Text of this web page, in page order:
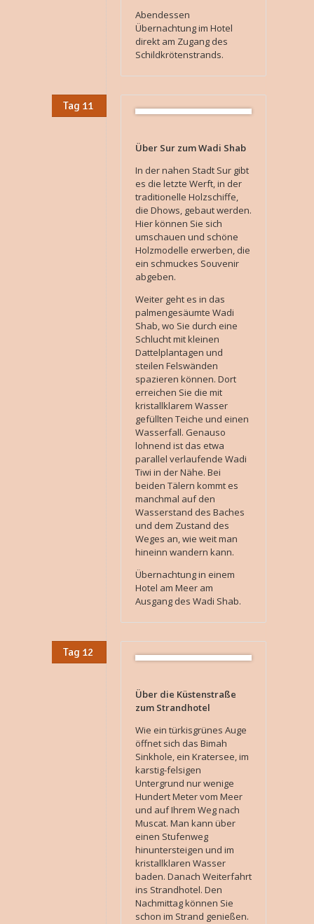
Abendessen
Übernachtung im Hotel
direkt am Zugang des
Schildkrötenstrands.
Tag 11
Über Sur zum Wadi Shab
In der nahen Stadt Sur gibt
es die letzte Werft, in der
traditionelle Holzschiffe,
die Dhows, gebaut werden.
Hier können Sie sich
umschauen und schöne
Holzmodelle erwerben, die
ein schmuckes Souvenir
abgeben.
Weiter geht es in das
palmengesäumte Wadi
Shab, wo Sie durch eine
Schlucht mit kleinen
Dattelplantagen und
steilen Felswänden
spazieren können. Dort
erreichen Sie die mit
kristallklarem Wasser
gefüllten Teiche und einen
Wasserfall. Genauso
lohnend ist das etwa
parallel verlaufende Wadi
Tiwi in der Nähe. Bei
beiden Tälern kommt es
manchmal auf den
Wasserstand des Baches
und dem Zustand des
Weges an, wie weit man
hineinn wandern kann.
Übernachtung in einem
Hotel am Meer am
Ausgang des Wadi Shab.
Tag 12
Über die Küstenstraße
zum Strandhotel
Wie ein türkisgrünes Auge
öffnet sich das Bimah
Sinkhole, ein Kratersee, im
karstig-felsigen
Untergrund nur wenige
Hundert Meter vom Meer
und auf Ihrem Weg nach
Muscat. Man kann über
einen Stufenweg
hinuntersteigen und im
kristallklaren Wasser
baden. Danach Weiterfahrt
ins Strandhotel. Den
Nachmittag können Sie
schon im Strand genießen.